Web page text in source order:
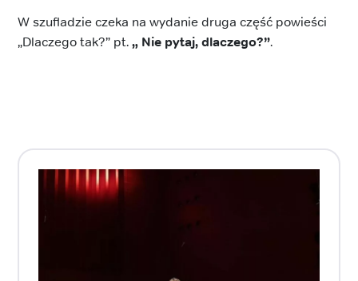
W szufladzie czeka na wydanie druga część powieści
„Dlaczego tak?” pt.„ Nie pytaj, dlaczego?”.